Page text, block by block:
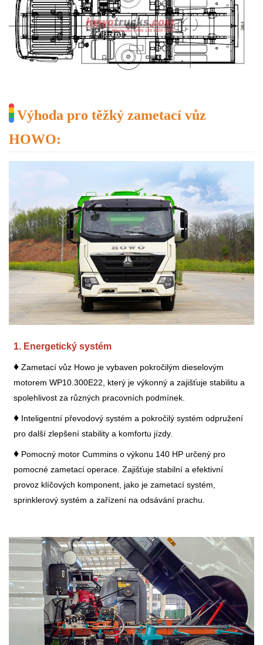
Výhoda pro těžký zametací vůz
HOWO:
1. Energetický systém
♦ Zametací vůz Howo je vybaven pokročilým dieselovým
motorem WP10.300E22, který je výkonný a zajišťuje stabilitu a
spolehlivost za různých pracovních podmínek.
♦ Inteligentní převodový systém a pokročilý systém odpružení
pro další zlepšení stability a komfortu jízdy.
♦ Pomocný motor Cummins o výkonu 140 HP určený pro
pomocné zametací operace. Zajišťuje stabilní a efektivní
provoz klíčových komponent, jako je zametací systém,
sprinklerový systém a zařízení na odsávání prachu.